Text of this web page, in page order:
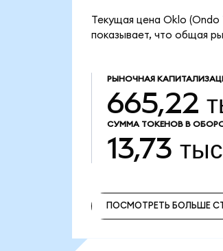
Текущая цена Oklo (Ondo
показывает, что общая
РЫНОЧНАЯ
665,22
СУММА ТОКЕНОВ В
13,73
ПОСМОТРЕТЬ БОЛЬШЕ